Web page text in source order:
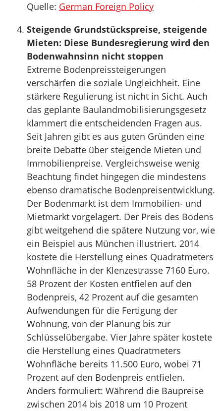
Quelle: German Foreign Policy
Steigende Grundstückspreise, steigende
Mieten: Diese Bundesregierung wird den
Bodenwahnsinn nicht stoppen
Extreme Bodenpreissteigerungen
verschärfen die soziale Ungleichheit. Eine
stärkere Regulierung ist nicht in Sicht. Auch
das geplante Baulandmobilisierungsgesetz
klammert die entscheidenden Fragen aus.
Seit Jahren gibt es aus guten Gründen eine
breite Debatte über steigende Mieten und
Immobilienpreise. Vergleichsweise wenig
Beachtung findet hingegen die mindestens
ebenso dramatische Bodenpreisentwicklung.
Der Bodenmarkt ist dem Immobilien- und
Mietmarkt vorgelagert. Der Preis des Bodens
gibt weitgehend die spätere Nutzung vor, wie
ein Beispiel aus München illustriert. 2014
kostete die Herstellung eines Quadratmeters
Wohnfläche in der Klenzestrasse 7160 Euro.
58 Prozent der Kosten entfielen auf den
Bodenpreis, 42 Prozent auf die gesamten
Aufwendungen für die Fertigung der
Wohnung, von der Planung bis zur
Schlüsselübergabe. Vier Jahre später kostete
die Herstellung eines Quadratmeters
Wohnfläche bereits 11.500 Euro, wobei 71
Prozent auf den Bodenpreis entfielen.
Anders formuliert: Während die Baupreise
zwischen 2014 bis 2018 um 10 Prozent